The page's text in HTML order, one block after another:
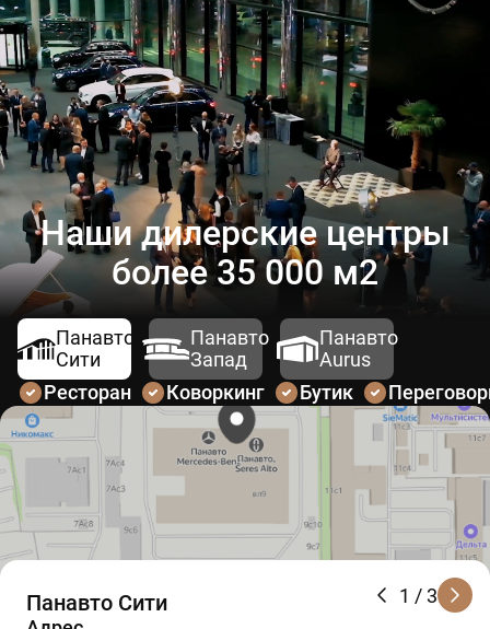
Наши дилерские центры
более 35 000 м2
Панавто
Сити
Панавто
Запад
Панавто
Aurus
Ресторан
Коворкинг Бутик
1 / 3
Панавто Сити